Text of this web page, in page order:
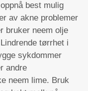
best mulig
av akne problemer
bruker neem olje
tørrhet i
sykdommer
andre
neem lime. Bruk